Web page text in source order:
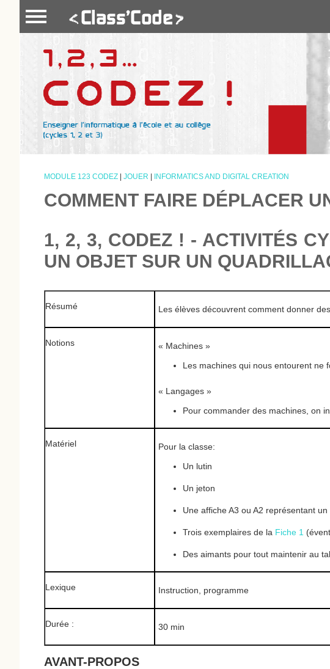
MODULE 123 CODEZ JOUER INFORMATICS AND DIGITAL CREATION
COMMENT FAIRE DÉPLACER
1, 2, 3, CODEZ ! - ACTIVITÉS
UN OBJET SUR UN
Résumé Les élèves découvrent comment donner
Notions
« Machines »
Les machines qui nous entourent ne
« Langages »
Pour commander des machines, on
Matériel
Pour la classe:
Un lutin
Un jeton
Une affiche A3 ou A2 représentant
Trois exemplaires de la Fiche 1
Des aimants pour tout maintenir au
Lexique Instruction, programme
Durée : 30 min
AVANT-PROPOS